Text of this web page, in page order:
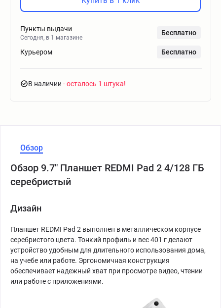
Пункты выдачи
Сегодня, в 1 магазине
Бесплатно
Курьером Бесплатно
В наличии - осталось 1 штука
Обзор
Обзор 9.7" Планшет REDMI Pad 2 4/128 ГБ
серебристый
Дизайн
Планшет REDMI Pad 2 выполнен в металлическом корпусе
серебристого цвета. Тонкий профиль и вес 401 г делают
устройство удобным для длительного использования дома,
на учебе или работе. Эргономичная конструкция
обеспечивает надежный хват при просмотре видео, чтении
или работе с приложениями.